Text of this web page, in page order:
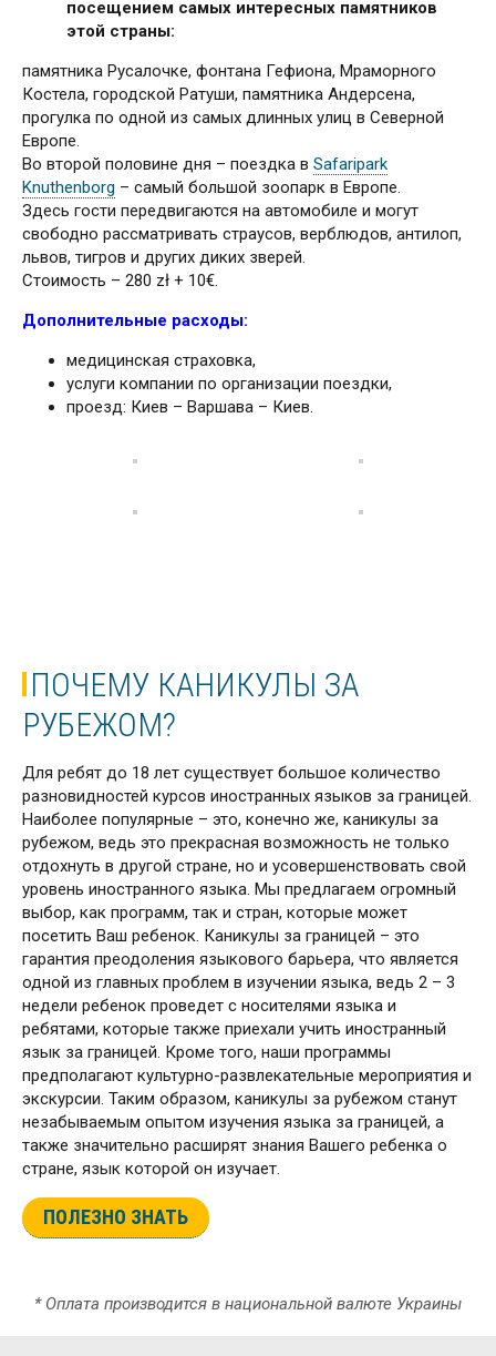
посещением самых интересных па­мятни­ков
этой страны:
памя­тника Русалочке, фон­та­на Гефиона, Мраморного
Костела, городской Ратуши, памятника Андерсена,
прогулка по одной из са­мых длинных улиц в Северной
Европе.
Во второй половине дня – поездка в Safaripark
Knuthenborg – самый большой зоопарк в Европе.
Здесь гости передвигаются на автомобиле и могут
свободно рассматривать страусов, верблюдов, антилоп,
львов, тигров и других диких зверей.
Стоимость – 280 zł + 10€.
Дополнительные расходы:
медицинская страховка,
услуги компании по организации поездки,
проезд: Киев – Варшава – Киев.
ПОЧЕМУ КАНИКУЛЫ ЗА
РУБЕЖОМ?
Для ребят до 18 лет существует большое количество
разновидностей курсов иностранных языков за границей.
Наиболее популярные – это, конечно же, каникулы за
рубежом, ведь это прекрасная возможность не только
отдохнуть в другой стране, но и усовершенствовать свой
уровень иностранного языка. Мы предлагаем огромный
выбор, как программ, так и стран, которые может
посетить Ваш ребенок. Каникулы за границей – это
гарантия преодоления языкового барьера, что является
одной из главных проблем в изучении языка, ведь 2 – 3
недели ребенок проведет с носителями языка и
ребятами, которые также приехали учить иностранный
язык за границей. Кроме того, наши программы
предполагают культурно-развлекательные мероприятия и
экскурсии. Таким образом, каникулы за рубежом станут
незабываемым опытом изучения языка за границей, а
также значительно расширят знания Вашего ребенка о
стране, язык которой он изучает.
ПОЛЕЗНО ЗНАТЬ
* Оплата производится в национальной валюте Украины